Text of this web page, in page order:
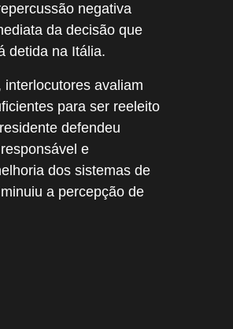
negativa
da decisão que
detida na Itália.
avaliam
para ser reeleito
defendeu
e
dos sistemas de
a percepção de